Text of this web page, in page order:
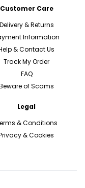
Customer Care
Delivery & Returns
Information
& Contact Us
Track My Order
FAQ
of Scams
Legal
& Conditions
& Cookies